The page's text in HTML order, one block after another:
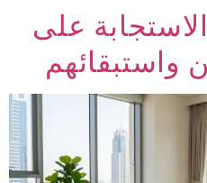
على
واستبقائهم